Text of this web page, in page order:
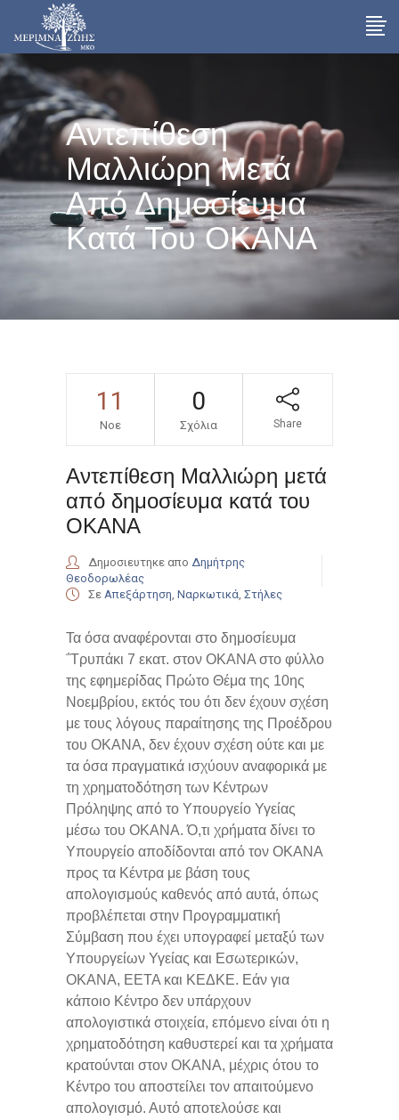
Αντεπίθεση
Μαλλιώρη Μετά
Από Δημοσίευμα
Κατά Του ΟΚΑΝΑ
11
Νοε
0
Σχόλια Share
Αντεπίθεση Μαλλιώρη μετά
από δημοσίευμα κατά του
ΟΚΑΝΑ
Δημοσιευτηκε απο Δημήτρης
Θεοδορωλέας
Σε Απεξάρτηση Ναρκωτικά Στήλες
Τα όσα αναφέρονται στο δημοσίευμα
΅Τρυπάκι 7 εκατ. στον ΟΚΑΝΑ στο φύλλο
της εφημερίδας Πρώτο Θέμα της 10ης
Νοεμβρίου, εκτός του ότι δεν έχουν σχέση
με τους λόγους παραίτησης της Προέδρου
του ΟΚΑΝΑ, δεν έχουν σχέση ούτε και με
τα όσα πραγματικά ισχύουν αναφορικά με
τη χρηματοδότηση των Κέντρων
Πρόληψης από το Υπουργείο Υγείας
μέσω του ΟΚΑΝΑ. Ό,τι χρήματα δίνει το
Υπουργείο αποδίδονται από τον ΟΚΑΝΑ
προς τα Κέντρα με βάση τους
απολογισμούς καθενός από αυτά, όπως
προβλέπεται στην Προγραμματική
Σύμβαση που έχει υπογραφεί μεταξύ των
Υπουργείων Υγείας και Εσωτερικών,
ΟΚΑΝΑ, ΕΕΤΑ και ΚΕΔΚΕ. Εάν για
κάποιο Κέντρο δεν υπάρχουν
απολογιστικά στοιχεία, επόμενο είναι ότι η
χρηματοδότηση καθυστερεί και τα χρήματα
κρατούνται στον ΟΚΑΝΑ, μέχρις ότου το
Κέντρο του αποστείλει τον απαιτούμενο
απολογισμό. Αυτό αποτελούσε και